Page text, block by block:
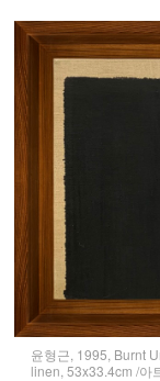
윤형근, 1995, Burnt
linen, 53x33.4cm /아